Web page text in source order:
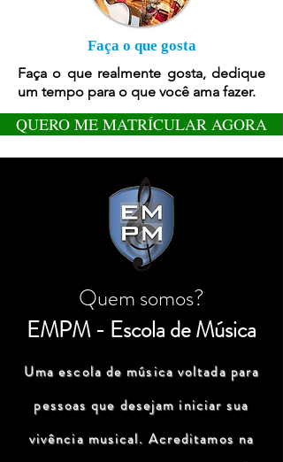
Faça o que gosta
Faça o que realmente gosta, dedique
um tempo para o que você ama fazer.
QUERO ME MATRÍCULAR AGORA
Quem somos?
EMPM - Escola de Música
Uma escola de música voltada para
pessoas que desejam iniciar sua
vivência musical. Acreditamos na